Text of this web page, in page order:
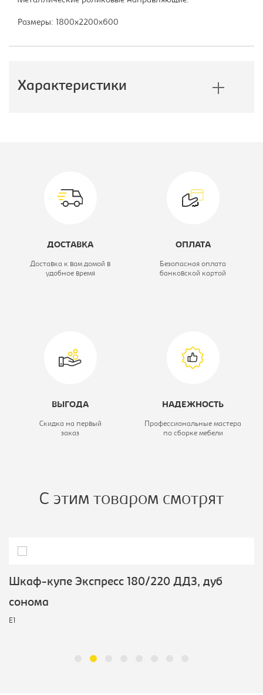
Размеры: 1800х2200х600
Характеристики
темный
ДОСТАВКА
Доставка к вам домой в
удобное время
ОПЛАТА
Безопасная оплата
банковской картой
ВЫГОДА
Скидка на первый
заказ
НАДЕЖНОСТЬ
Профессиональные мастера
по сборке мебели
С этим товаром смотрят
Шкаф-купе Экспресс 180/220 ДДЗ, дуб
сонома
E1